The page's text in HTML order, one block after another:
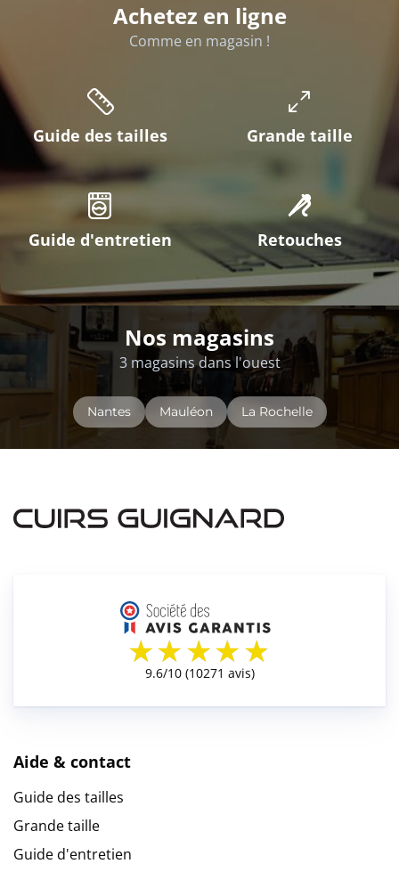
Achetez en ligne
Comme en magasin !
Guide des tailles Grande taille
Guide d'entretien Retouches
Nos magasins
3 magasins dans l'ouest
Nantes Mauléon La Rochelle
Aide & contact
Guide des tailles
Grande taille
Guide d'entretien